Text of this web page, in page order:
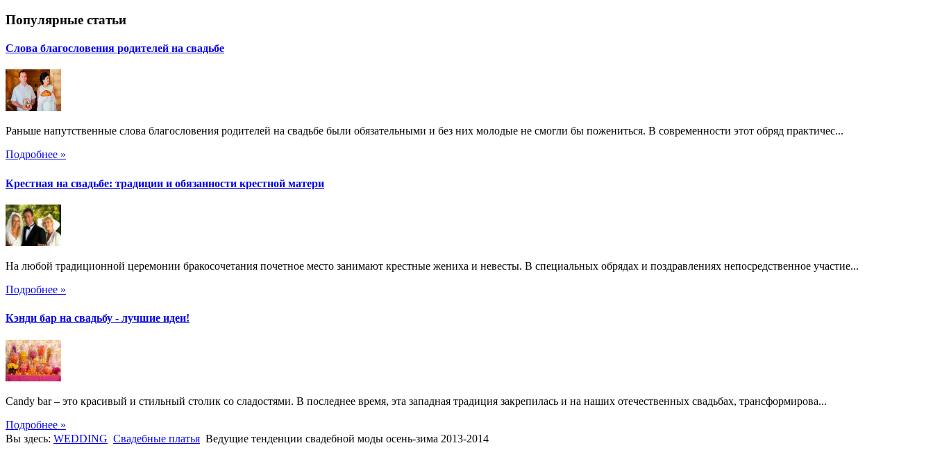
Популярные статьи
Слова благословения родителей на свадьбе
Раньше напутственные слова благословения родителей на свадьбе были обязательными и без них молодые не смогли бы пожениться. В современности этот обряд практичес...
Подробнее »
Крестная на свадьбе: традиции и обязанности крестной матери
На любой традиционной церемонии бракосочетания почетное место занимают крестные жениха и невесты. В специальных обрядах и поздравлениях непосредственное участие...
Подробнее »
Кэнди бар на свадьбу - лучшие идеи!
Candy bar – это красивый и стильный столик со сладостями. В последнее время, эта западная традиция закрепилась и на наших отечественных свадьбах, трансформирова...
Подробнее »
Вы здесь: WEDDING Свадебные платья Ведущие тенденции свадебной моды осень-зима 2013-2014